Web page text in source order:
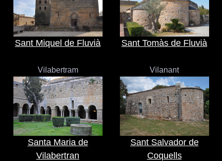
Sant Miquel de Fluvià Sant Tomàs de Fluvià
Vilabertram
Santa Maria de
Vilabertran
Vilanant
Sant Salvador de
Coquells